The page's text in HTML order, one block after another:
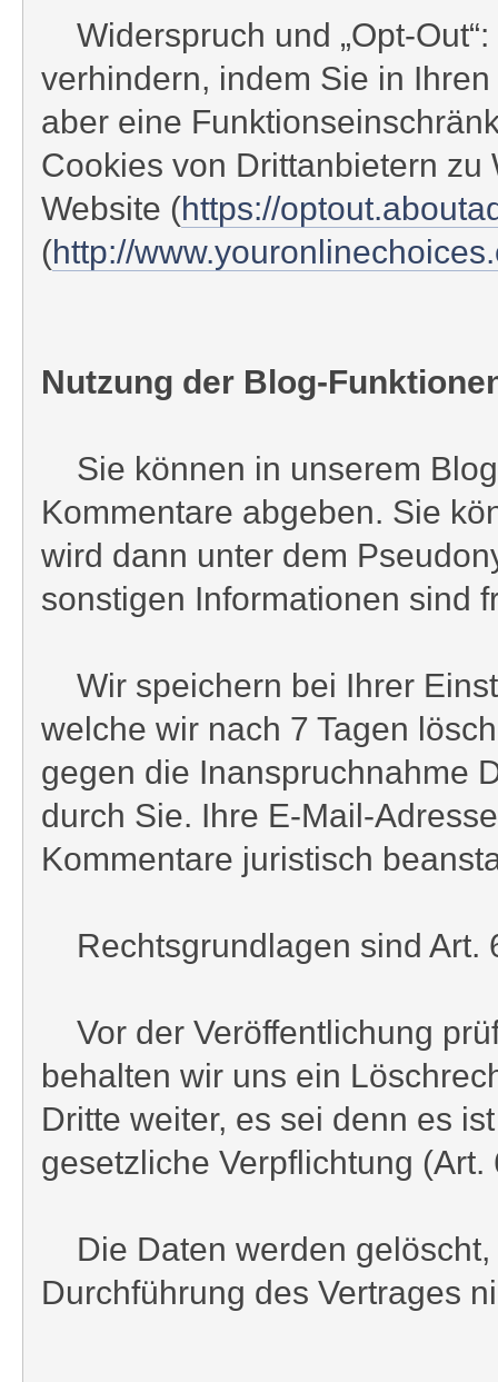
Widerspruch und „Opt-
verhindern, indem Sie in
aber eine
Cookies von Drittanbietern zu
Website (https://
(http://
Nutzung der Blog-
Sie können in unserem
Kommentare abgeben. Sie
wird dann unter dem
sonstigen Informationen sind
Wir speichern bei Ihrer
welche wir nach 7 Tagen
gegen die Inanspruchnahme
durch Sie. Ihre E-Mail-
Kommentare juristisch
Rechtsgrundlagen sind Art.
Vor der Veröffentlichung
behalten wir uns ein
Dritte weiter, es sei denn es
gesetzliche Verpflichtung
Die Daten werden gelöscht,
Durchführung des Vertrages